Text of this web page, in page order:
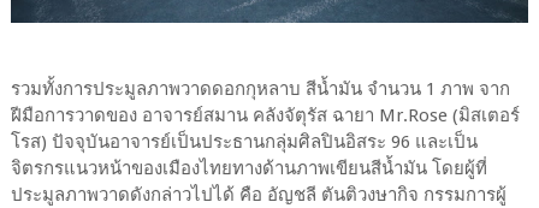
รวมทั้งการประมูลภาพวาดดอกกุหลาบ สีน้ำมัน จำนวน 1 ภาพ จาก
ฝีมือการวาดของ อาจารย์สมาน คลังจัตุรัส ฉายา Mr.Rose (มิสเตอร์
โรส) ปัจจุบันอาจารย์เป็นประธานกลุ่มศิลปินอิสระ 96 และเป็น
จิตรกรแนวหน้าของเมืองไทยทางด้านภาพเขียนสีน้ำมัน โดยผู้ที่
ประมูลภาพวาดดังกล่าวไปได้ คือ อัญชลี ตันติวงษากิจ กรรมการผู้